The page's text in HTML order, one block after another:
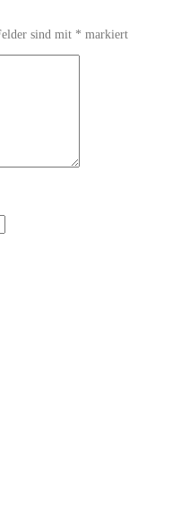
sind mit * markiert